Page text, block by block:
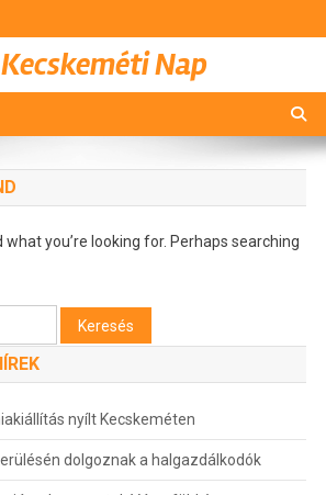
Kecskeméti Nap
what you’re looking for. Perhaps searching
nyílt Kecskeméten
dolgoznak a halgazdálkodók